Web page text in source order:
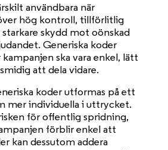
användbara när
hög kontroll, tillförlitlig
skydd mot oönskad
Generiska koder
ska vara enkel, lätt
att dela vidare.
koder utformas på ett
mer individuella i uttrycket.
för offentlig spridning,
förblir enkel att
kan dessutom addera